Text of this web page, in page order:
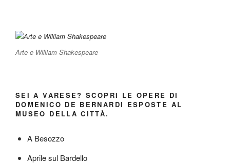
Arte e William Shakespeare
SEI A VARESE? SCOPRI LE OPERE DI
DOMENICO DE BERNARDI ESPOSTE AL
MUSEO DELLA CITTÀ.
A Besozzo
Aprile sul Bardello